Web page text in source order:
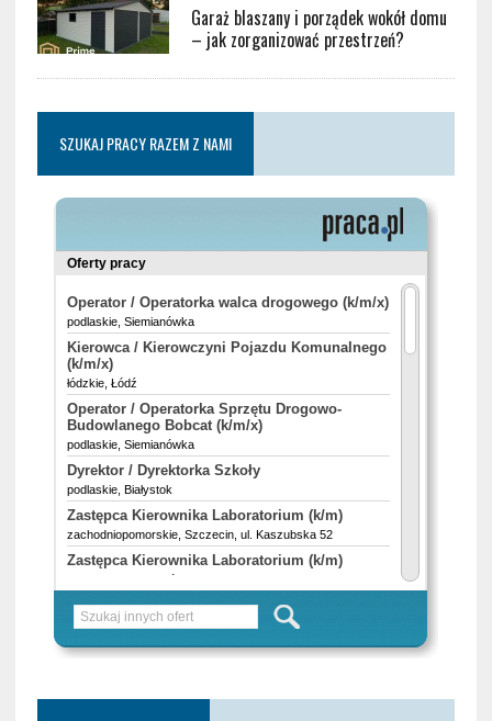
Garaż blaszany i porządek wokół domu
– jak zorganizować przestrzeń?
SZUKAJ PRACY RAZEM Z NAMI